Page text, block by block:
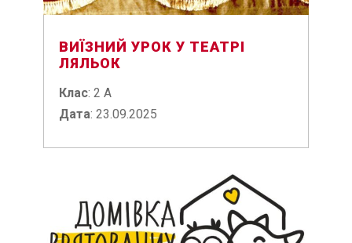
ВИЇЗНИЙ УРОК У ТЕАТРІ
ЛЯЛЬОК
Клас: 2 А
Дата: 23.09.2025